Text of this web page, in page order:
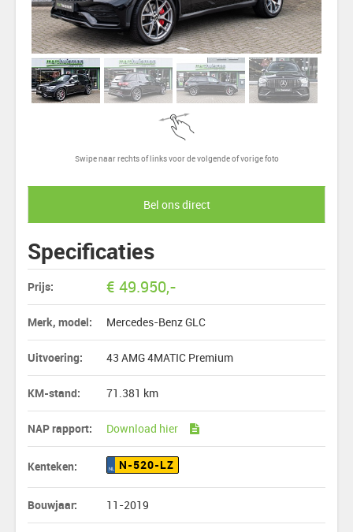
Swipe naar rechts of links voor de volgende of vorige foto
Bel ons direct
Specificaties
Prijs: € 49.950,-
Merk, model: Mercedes-Benz GLC
Uitvoering: 43 AMG 4MATIC Premium
KM-stand: 71.381 km
NAP rapport: Download hier
Kenteken: NL N-520-LZ
Bouwjaar: 11-2019